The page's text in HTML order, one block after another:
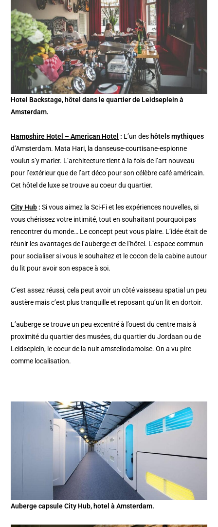
Hotel Backstage, hôtel dans le quartier de Leidseplein à
Amsterdam.
Hampshire Hotel – American Hotel : L’un des hôtels mythiques
d’Amsterdam. Mata Hari, la danseuse-courtisane-espionne
voulut s’y marier. L’architecture tient à la fois de l’art nouveau
pour l’extérieur que de l’art déco pour son célèbre café américain.
Cet hôtel de luxe se trouve au coeur du quartier.
City Hub :Si vous aimez la Sci-Fi et les expériences nouvelles, si
vous chérissez votre intimité, tout en souhaitant pourquoi pas
rencontrer du monde… Le concept peut vous plaire. L’idée était de
réunir les avantages de l’auberge et de l’hôtel. L’espace commun
pour socialiser si vous le souhaitez et le cocon de la cabine autour
du lit pour avoir son espace à soi.
C’est assez réussi, cela peut avoir un côté vaisseau spatial un peu
austère mais c’est plus tranquille et reposant qu’un lit en dortoir.
L’auberge se trouve un peu excentré à l’ouest du centre mais à
proximité du quartier des musées, du quartier du Jordaan ou de
Leidseplein, le coeur de la nuit amstellodamoise. On a vu pire
comme localisation.
Auberge capsule City Hub, hotel à Amsterdam.